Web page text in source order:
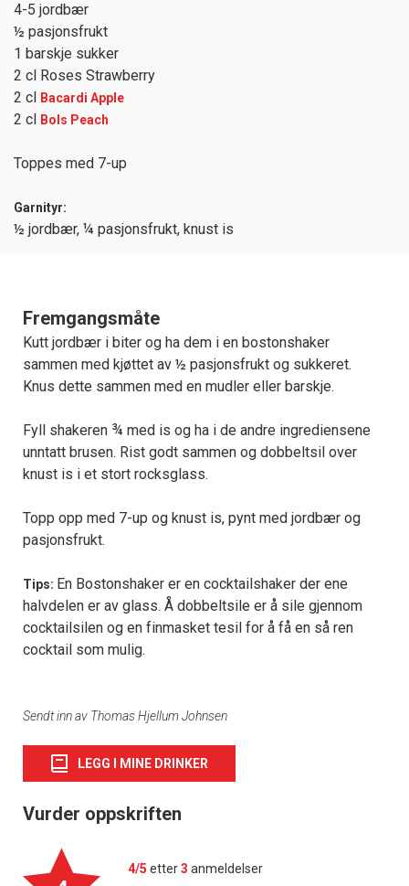
4-5 jordbær
½ pasjonsfrukt
1 barskje sukker
2 cl Roses Strawberry
2 cl Bacardi Apple
2 cl Bols Peach
Toppes med 7-up
Garnityr:
½ jordbær, ¼ pasjonsfrukt, knust is
Fremgangsmåte
Kutt jordbær i biter og ha dem i en bostonshaker
sammen med kjøttet av ½ pasjonsfrukt og sukkeret.
Knus dette sammen med en mudler eller barskje.
Fyll shakeren ¾ med is og ha i de andre ingrediensene
unntatt brusen. Rist godt sammen og dobbeltsil over
knust is i et stort rocksglass.
Topp opp med 7-up og knust is, pynt med jordbær og
pasjonsfrukt.
Tips: En Bostonshaker er en cocktailshaker der ene
halvdelen er av glass. Å dobbeltsile er å sile gjennom
cocktailsilen og en finmasket tesil for å få en så ren
cocktail som mulig.
Sendt inn av Thomas Hjellum Johnsen
LEGG I MINE DRINKER
Vurder oppskriften
4/5 etter3 anmeldelser